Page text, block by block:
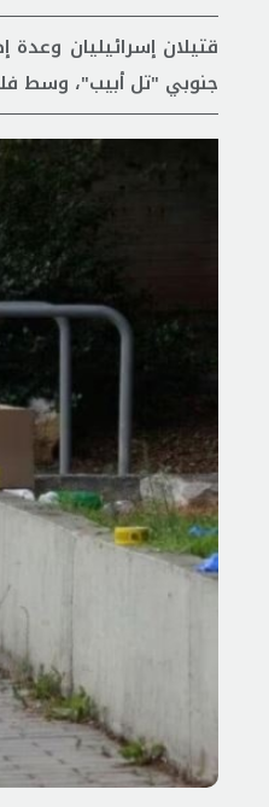
قتيلان إسرائيليان
جنوبي "تل أبيب"، وسط